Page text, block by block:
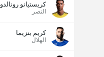
كريستيانو رونالدو
النصر
كريم بنزيما
الهلال